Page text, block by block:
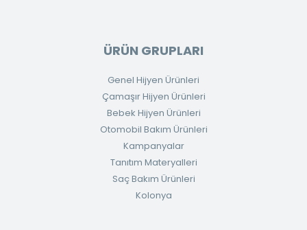
ÜRÜN GRUPLARI
Genel Hijyen Ürünleri
Çamaşır Hijyen Ürünleri
Bebek Hijyen Ürünleri
Otomobil Bakım Ürünleri
Kampanyalar
Tanıtım Materyalleri
Saç Bakım Ürünleri
Kolonya